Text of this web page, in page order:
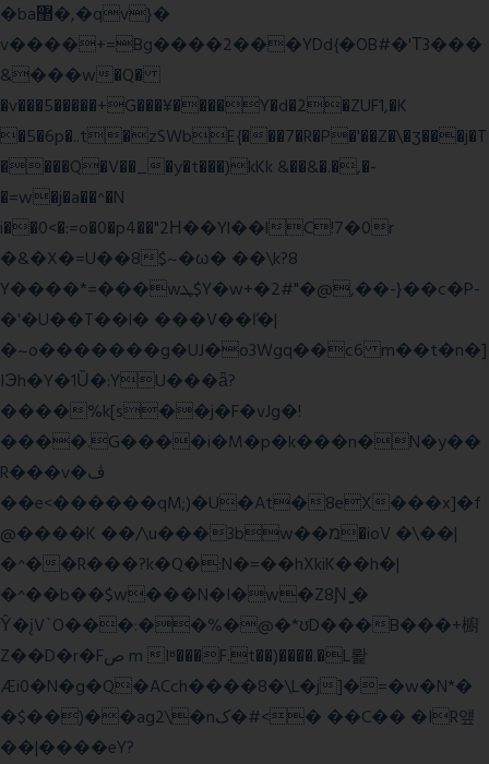
�ba޲�,�qv}�
v����+=Bg����2���YDd{�OB#�'Τ3���
&���w�Q�
�v���5�����+G���¥����Y�d�2�ZUF1,�K
�5�6p�..t�zSWbE{���7�R�P�'��Z�\�ʒ���j�T
����Q�V��_�y�t���)kKk &��&�.�,�-
�=w�j�a��^�N
i��0<�:=o�0�p4��"2Η��Yl��lC!7�0r
�&�X�=U��8$~�ω� ��\k?8
Y����*=���wܛ$Y�w+�2#"�@,��-}��c�P-
�'�U��T��l� ���V��ľ�|
�~o�������g�UJ�o3Wgq��c6 m��t�n�]
IЭh�Y�1Ȕ�:YU���ǟ?
����%k[s��j�F�vJg�!
����.G����i�M�p�k���n�N�y��
R���v�ڤ
��e<������qM;)�U�At�8eX���x]�f
@����K ��/\u���3bw��מ�ioV �\��|
�^��R���?k�Q�:N�=��hXkiK��h�|
�^��b��$w���N�I�w�Z8Ɲ ͚�
Ŷ�įV`O���:��%�@�*ʊD���B���+櫥
Z��D�r�Fص m Iʶ���F.t��)����.�L뢅
Æi0�N�g�Q�ACch����8�\L�j]�=�w�N*�
�$��)��ag2\�nک�#<� ��C�� �IR얲
��|����eY?